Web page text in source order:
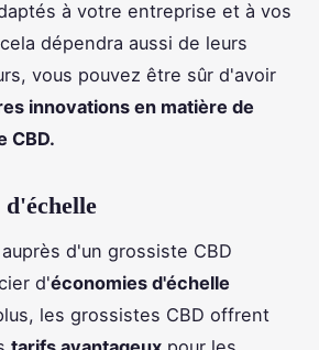
à votre entreprise et à vos
dépendra aussi de leurs
vous pouvez être sûr d'avoir
innovations en matière de
CBD.
d'échelle
d'un grossiste CBD
d'économies d'échelle
les grossistes CBD offrent